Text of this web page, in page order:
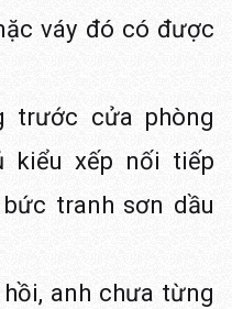
váy đó có được
trước cửa phòng
kiểu xếp nối tiếp
tranh sơn dầu
anh chưa từng